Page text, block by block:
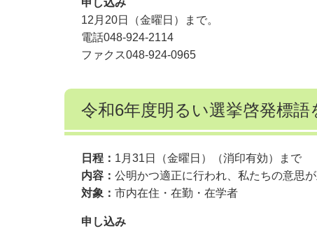
申し込み
12月20日（金曜日）まで。
電話048-924-2114
ファクス048-924-0965
令和6年度明るい選挙啓発標語
日程： 1月31日（金曜日）（消印有効）まで
内容： 公明かつ適正に行われ、私たちの意思
対象： 市内在住・在勤・在学者
申し込み